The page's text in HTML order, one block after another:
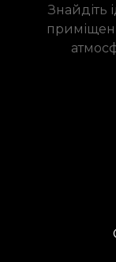
Знайдіть